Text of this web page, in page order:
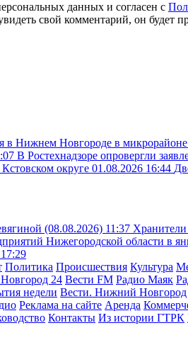
данных и согласен с
свой комментарий, он будет
в Нижнем Новгороде в
В Ростехнадзоре опровергли
округе 01.08.2026 16:44
(08.08.2026) 11:37
Нижегородской области в
17:29
Политика Происшествия Культура
24 Вести FM Радио Маяк
недели Вести. Нижний Новгород
Реклама на сайте Аренда
Контакты Из истории ГТРК